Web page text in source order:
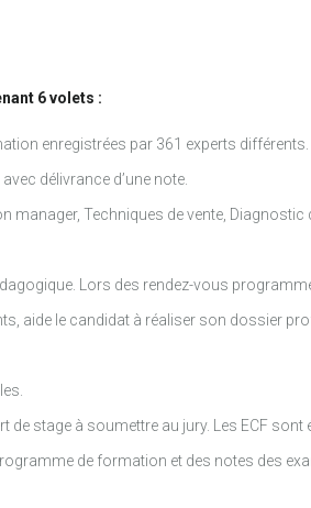
6 volets :
enregistrées par 361 experts différents.
délivrance d’une note.
manager, Techniques de vente,
Lors des rendez-vous
aide le candidat à réaliser son dossier
stage à soumettre au jury. Les ECF
de formation et des notes des